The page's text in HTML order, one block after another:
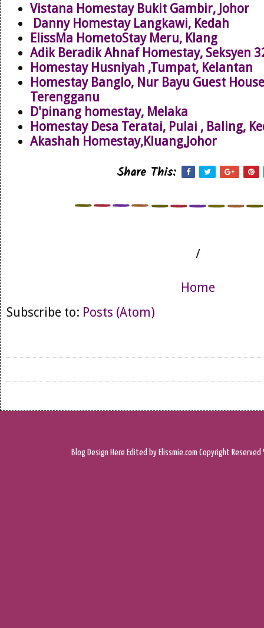
Vistana Homestay Bukit Gambir, Johor
Danny Homestay Langkawi, Kedah
ElissMa HometoStay Meru, Klang
Adik Beradik Ahnaf Homestay, Seksyen
Homestay Husniyah ,Tumpat, Kelantan
Homestay Banglo, Nur Bayu Guest
Terengganu
D'pinang homestay, Melaka
Homestay Desa Teratai, Pulai , Baling,
Akashah Homestay,Kluang,Johor
Share This:
/
Home
Subscribe to: Posts (Atom)
Blog Design Here Edited by Elissmie.com Copyright Reserved